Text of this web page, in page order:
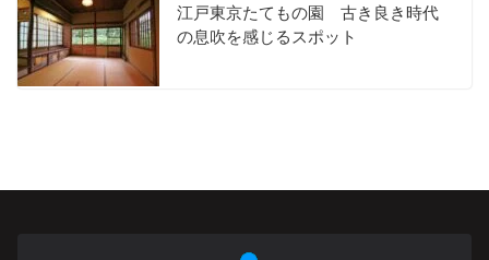
江戸東京たてもの園 古き良き時代
の息吹を感じるスポット